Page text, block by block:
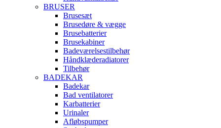
BRUSER
Brusesæt
Brusedøre & vægge
Brusebatterier
Brusekabiner
Badeværelsestilbehør
Håndklæderadiatorer
Tilbehør
BADEKAR
Badekar
Bad ventilatorer
Karbatterier
Urinaler
Afløbspumper